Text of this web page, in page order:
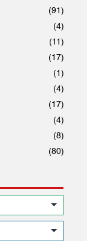
(91)
(4)
(11)
(17)
(1)
(4)
(17)
(4)
(8)
(80)